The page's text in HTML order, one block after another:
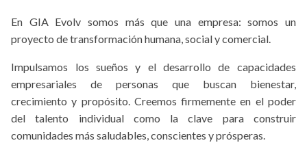
En GIA Evolv somos más que una empresa: somos un
proyecto de transformación humana, social y comercial.
Impulsamos los sueños y el desarrollo de capacidades
empresariales de personas que buscan bienestar,
crecimiento y propósito. Creemos firmemente en el poder
del talento individual como la clave para construir
comunidades más saludables, conscientes y prósperas.